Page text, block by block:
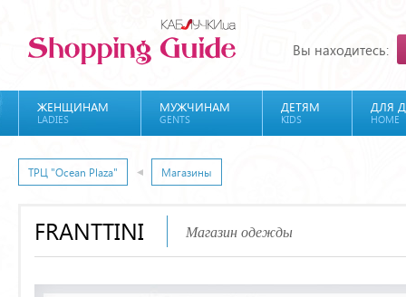
Вы находитесь:
ЖЕНЩИНАМ
LADIES
МУЖЧИНАМ
GENTS
ДЕТЯМ
KIDS
ДЛЯ
HOME
ТРЦ "Ocean Plaza" Магазины
FRANTTINI Магазин одежды